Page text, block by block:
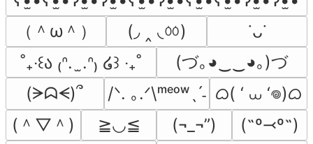
（＾ω＾）
(◞ ‸ ◟ㆀ)
˙ᴗ˙
˚₊‧꒰ა ₍ᐢ.  ̫.ᐢ₎ ໒꒱ ‧₊˚
(づ｡◕‿‿◕｡)づ
(ᗒᗣᗕ)՞
/ᐠ. ｡.ᐟ\ᵐᵉᵒʷˎˊ˗ ᜊ( ‘ ⩊ ‘𖦹)ᜊ
(＾▽＾)
≧◡≦ (¬_¬”)
(˶º⤙º˶)